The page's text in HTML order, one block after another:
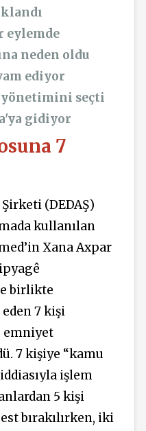
eylemde
neden oldu
ediyor
yönetimini seçti
gidiyor
7
(DEDAŞ)
kullanılan
Xana Axpar
birlikte
eden 7 kişi
emniyet
7 kişiye “kamu
işlem
5 kişi
bırakılırken, iki